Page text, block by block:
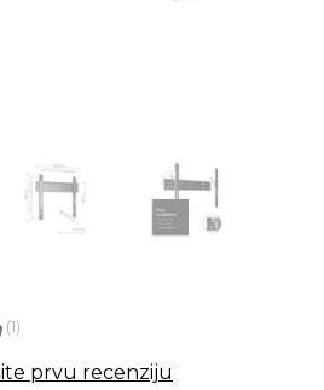
(1)
prvu recenziju